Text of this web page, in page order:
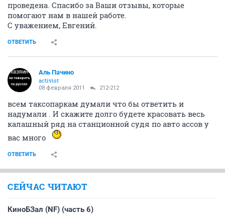
проведена. Спасибо за Ваши отзывы, которые
помогают нам в нашей работе.
С уважением, Евгений.
ОТВЕТИТЬ
Аль Пачино
activist
08 февраля 2011 212-212
всем таксопаркам думали что бы ответить и
надумали . И скажите долго будете красовать весь
калашный ряд на станционной судя по авто ассов у
вас много
ОТВЕТИТЬ
СЕЙЧАС ЧИТАЮТ
КиноБЗал (NF) (часть 6)